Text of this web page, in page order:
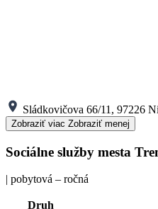
Sládkovičova 66/11, 97226
Zobraziť viac Zobraziť menej
Sociálne služby mesta
| pobytová – ročná
Druh